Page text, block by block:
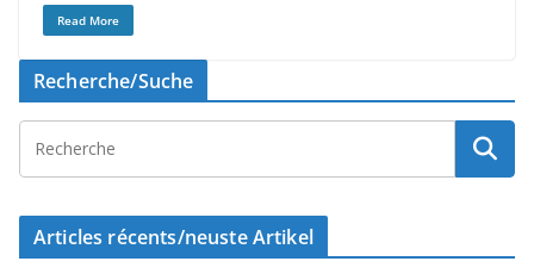
Read More
Recherche/Suche
Articles récents/neuste Artikel